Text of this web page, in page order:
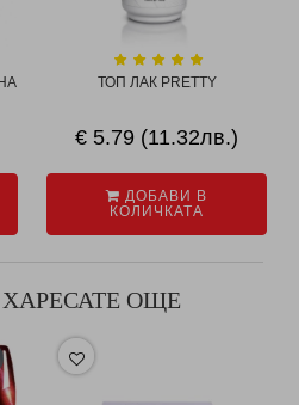
ТОП ЛАК PRETTY
€ 5.79 (11.32лв.)
ДОБАВИ В
КОЛИЧКАТА
ОЩЕ